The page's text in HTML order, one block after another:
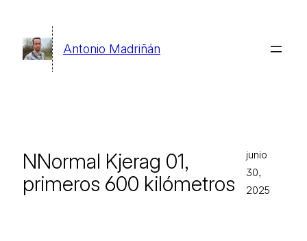
contenido
Antonio Madriñán
NNormal Kjerag 01,
primeros 600 kilómetros
junio
30,
2025